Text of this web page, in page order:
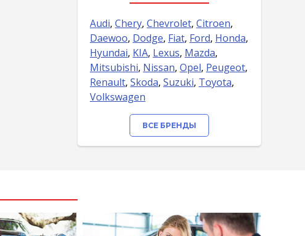
Audi, Chery, Chevrolet, Citroen,
Daewoo, Dodge, Fiat, Ford, Honda,
Hyundai, KIA, Lexus, Mazda,
Mitsubishi, Nissan, Opel, Peugeot,
Renault, Skoda, Suzuki, Toyota,
Volkswagen
ВСЕ БРЕНДЫ